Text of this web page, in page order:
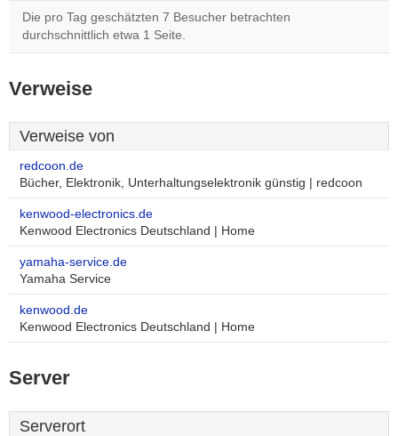
Die pro Tag geschätzten 7 Besucher betrachten
durchschnittlich etwa 1 Seite.
Verweise
Verweise von
redcoon.de
Bücher, Elektronik, Unterhaltungselektronik günstig | redcoon
kenwood-electronics.de
Kenwood Electronics Deutschland | Home
yamaha-service.de
Yamaha Service
kenwood.de
Kenwood Electronics Deutschland | Home
Server
Serverort